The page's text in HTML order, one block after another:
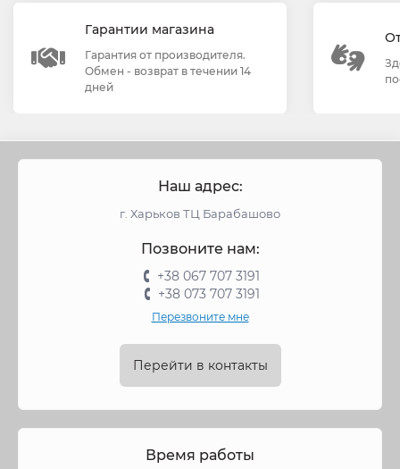
Гарантии магазина
Гарантия от производителя.
Обмен - возврат в течении 14
дней
Наш адрес:
г. Харьков ТЦ Барабашово
Позвоните нам:
+38 067 707 3191
+38 073 707 3191
Перезвоните мне
Перейти в контакты
Время работы